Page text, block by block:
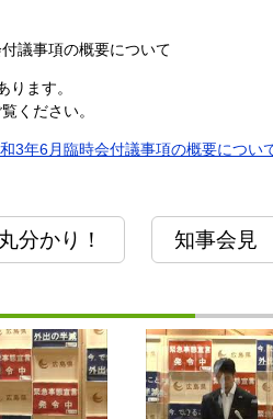
議事項の概要について
ります。
ください。
3年6月臨時会付議事項の概要につい
分かり！ 知事会見